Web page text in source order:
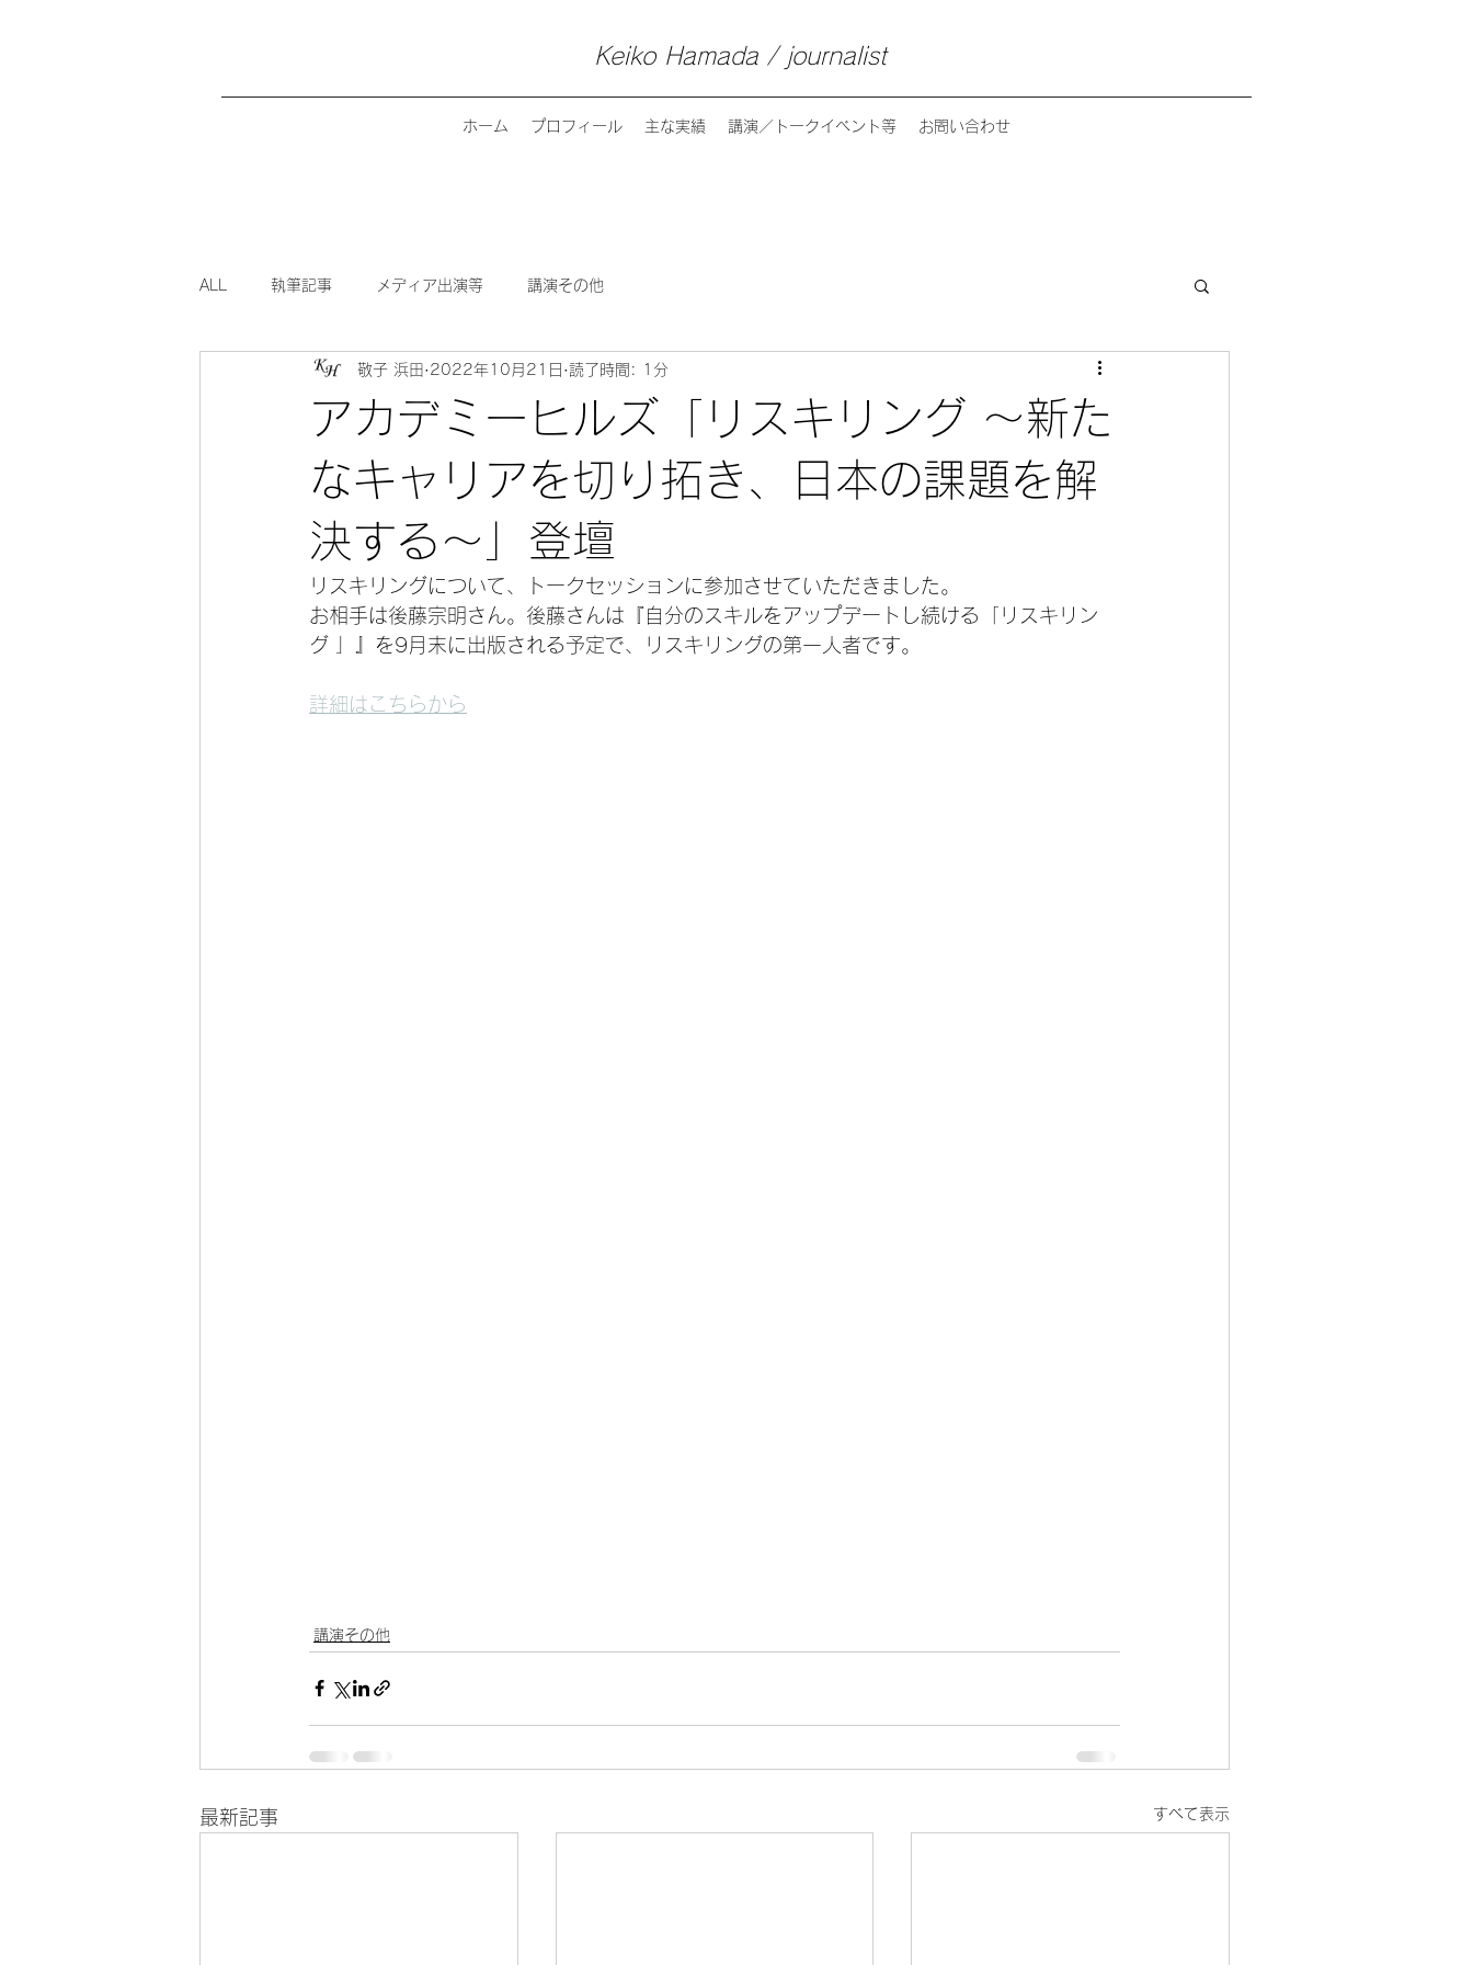
Keiko Hamada / journalist
ホーム プロフィール 主な実績 講演／トークイベント等 お問い合わせ
ALL 執筆記事 メディア出演等 講演その他
アカデミーヒルズ「リスキリング ～新た
なキャリアを切り拓き、日本の課題を解
決する～」登壇
敬子 浜田 2022年10月21日 読了時間: 1分
リスキリングについて、トークセッションに参加させていただきました。
お相手は後藤宗明さん。後藤さんは『自分のスキルをアップデートし続ける「リスキリン
グ 」』を9月末に出版される予定で、リスキリングの第一人者です。
詳細はこちらから
講演その他
最新記事 すべて表示